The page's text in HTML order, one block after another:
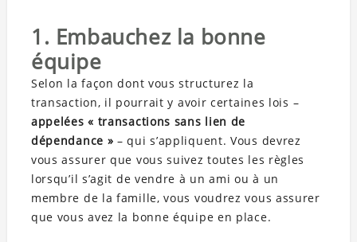
1. Embauchez la bonne
équipe
Selon la façon dont vous structurez la
transaction, il pourrait y avoir certaines lois –
appelées « transactions sans lien de
dépendance » – qui s’appliquent. Vous devrez
vous assurer que vous suivez toutes les règles
lorsqu’il s’agit de vendre à un ami ou à un
membre de la famille, vous voudrez vous assurer
que vous avez la bonne équipe en place.